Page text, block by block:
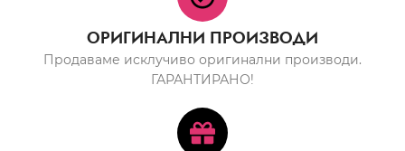
ОРИГИНАЛНИ ПРОИЗВОДИ
Продаваме исклучиво оригинални производи.
ГАРАНТИРАНО!